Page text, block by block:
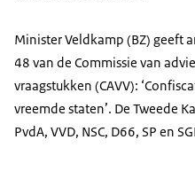
Minister Veldkamp (BZ) geeft
48 van de Commissie van
vraagstukken (CAVV):
vreemde staten’. De Tweede
PvdA, VVD, NSC, D66, SP en